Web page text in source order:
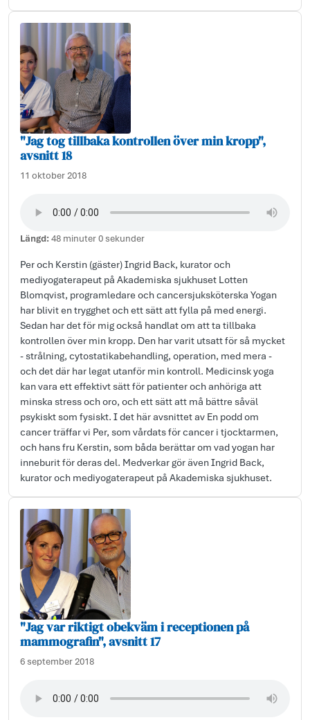
"Jag tog tillbaka kontrollen över min kropp",
avsnitt 18
11 oktober 2018
Längd:48 minuter 0 sekunder
Per och Kerstin (gäster) Ingrid Back, kurator och
mediyogaterapeut på Akademiska sjukhuset Lotten
Blomqvist, programledare och cancersjuksköterska Yogan
har blivit en trygghet och ett sätt att fylla på med energi.
Sedan har det för mig också handlat om att ta tillbaka
kontrollen över min kropp. Den har varit utsatt för så mycket
- strålning, cytostatikabehandling, operation, med mera -
och det där har legat utanför min kontroll. Medicinsk yoga
kan vara ett effektivt sätt för patienter och anhöriga att
minska stress och oro, och ett sätt att må bättre såväl
psykiskt som fysiskt. I det här avsnittet av En podd om
cancer träffar vi Per, som vårdats för cancer i tjocktarmen,
och hans fru Kerstin, som båda berättar om vad yogan har
inneburit för deras del. Medverkar gör även Ingrid Back,
kurator och mediyogaterapeut på Akademiska sjukhuset.
"Jag var riktigt obekväm i receptionen på
mammografin", avsnitt 17
6 september 2018